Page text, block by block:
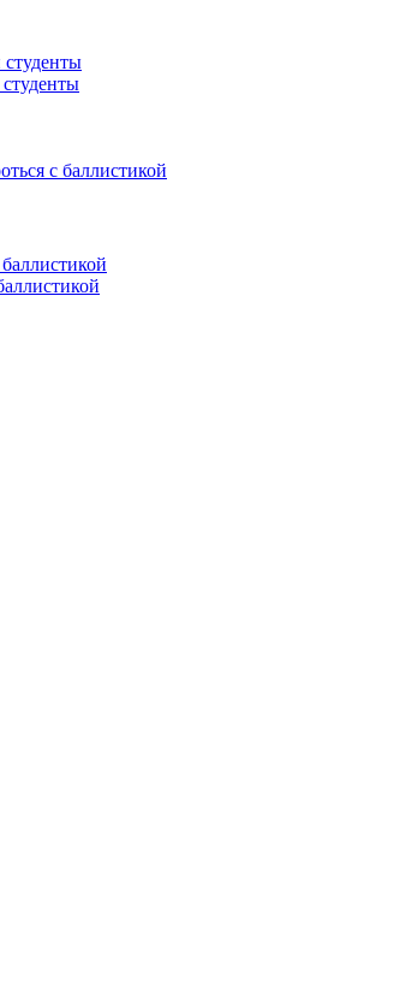
с баллистикой